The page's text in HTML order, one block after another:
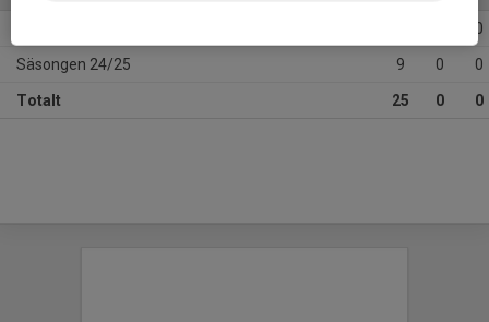
0
Säsongen 24/25 9 0 0
Totalt 25 0 0